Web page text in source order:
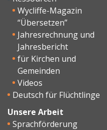
Wycliffe-Magazin
“Übersetzen”
Jahresrechnung und
Jahresbericht
für Kirchen und
Gemeinden
Videos
Deutsch für Flüchtlinge
Unsere Arbeit
Sprachförderung